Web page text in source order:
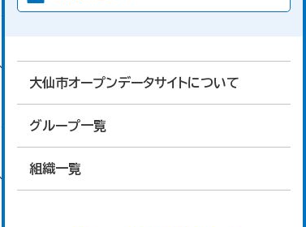
大仙市オープンデータサイトについて
グループ一覧
組織一覧
平成20年度から令和元年度までは乳
成20年度から令和元年度までは乳